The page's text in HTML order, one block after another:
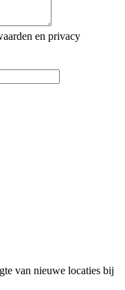
en privacy
van nieuwe locaties bij